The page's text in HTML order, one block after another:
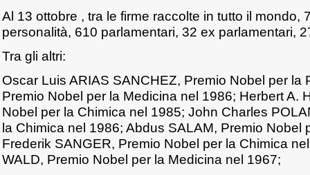
Al 13 ottobre , tra le firme raccolte in tutto il mondo,
personalità, 610 parlamentari, 32 ex parlamentari,
Tra gli altri:
Oscar Luis ARIAS SANCHEZ, Premio Nobel per la
Premio Nobel per la Medicina nel 1986; Herbert A.
Nobel per la Chimica nel 1985; John Charles
la Chimica nel 1986; Abdus SALAM, Premio Nobel
Frederik SANGER, Premio Nobel per la Chimica
WALD, Premio Nobel per la Medicina nel 1967;